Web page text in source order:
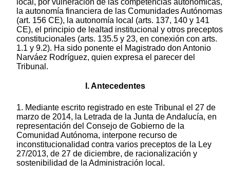
la autonomía financiera de las Comunidades Autónomas
(art. 156 CE), la autonomía local (arts. 137, 140 y 141
CE), el principio de lealtad institucional y otros preceptos
constitucionales (arts. 135.5 y 23, en conexión con arts.
1.1 y 9.2). Ha sido ponente el Magistrado don Antonio
Narváez Rodríguez, quien expresa el parecer del
Tribunal.
I. Antecedentes
1. Mediante escrito registrado en este Tribunal el 27 de
marzo de 2014, la Letrada de la Junta de Andalucía, en
representación del Consejo de Gobierno de la
Comunidad Autónoma, interpone recurso de
inconstitucionalidad contra varios preceptos de la Ley
27/2013, de 27 de diciembre, de racionalización y
sostenibilidad de la Administración local.